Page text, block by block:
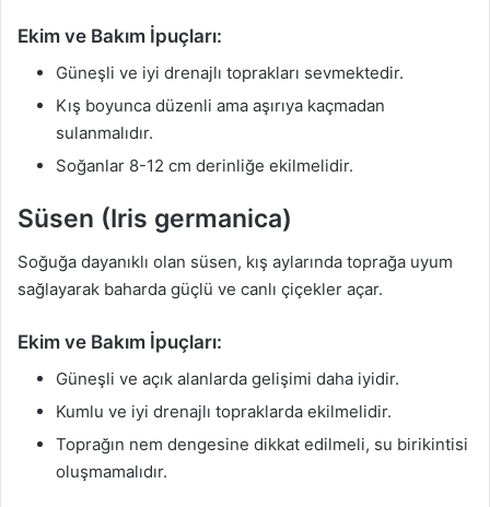
Ekim ve Bakım İpuçları:
Güneşli ve iyi drenajlı toprakları sevmektedir.
Kış boyunca düzenli ama aşırıya kaçmadan
sulanmalıdır.
Soğanlar 8-12 cm derinliğe ekilmelidir.
Süsen (Iris germanica)
Soğuğa dayanıklı olan süsen, kış aylarında toprağa uyum
sağlayarak baharda güçlü ve canlı çiçekler açar.
Ekim ve Bakım İpuçları:
Güneşli ve açık alanlarda gelişimi daha iyidir.
Kumlu ve iyi drenajlı topraklarda ekilmelidir.
Toprağın nem dengesine dikkat edilmeli, su birikintisi
oluşmamalıdır.